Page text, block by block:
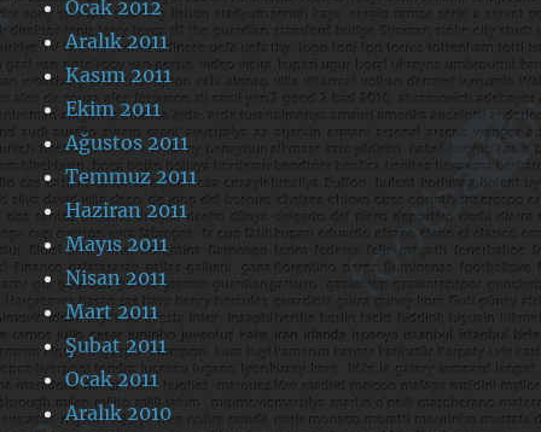
Ocak 2012
Aralık 2011
Kasım 2011
Ekim 2011
Ağustos 2011
Temmuz 2011
Haziran 2011
Mayıs 2011
Nisan 2011
Mart 2011
Şubat 2011
Ocak 2011
Aralık 2010